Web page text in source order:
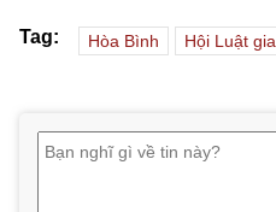
Tag: Hòa Bình Hội Luật gia